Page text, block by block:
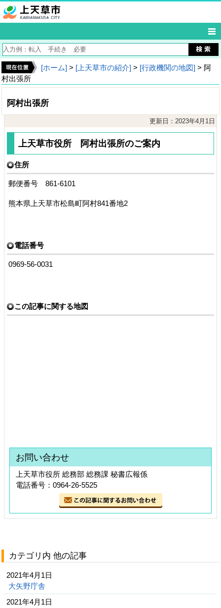
[ホーム] > [上天草市の紹介] > [行政機関の地図] > 阿
村出張所
阿村出張所
更新日：2023年4月1日
上天草市役所 阿村出張所のご案内
住所
郵便番号 861-6101
熊本県上天草市松島町阿村841番地2
電話番号
0969-56-0031
この記事に関する地図
お問い合わせ
上天草市役所 総務部 総務課 秘書広報係
電話番号：0964-26-5525
カテゴリ内 他の記事
2021年4月1日
大矢野庁舎
2021年4月1日